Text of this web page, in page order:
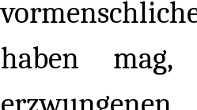
haben